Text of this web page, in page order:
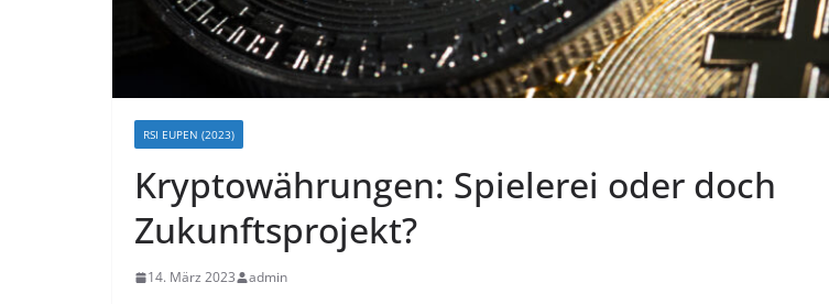
RSI EUPEN (2023)
Kryptowährungen: Spielerei oder doch
Zukunftsprojekt?
14. März 2023 admin